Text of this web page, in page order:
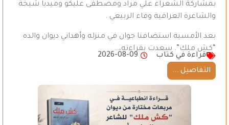
بمشاركة الشعراء علي مراد ومصطفى عليكو وميديا شيخة
والشاعرة العراقية وفاء الربيعي .
بعد الأمسية استضافنا جوان في منزله وأهداني ديوان والده
“كش ملك”. سعدت بقراءته،…
قراءة في كتاب
2026-08-09
التفاصيل ...